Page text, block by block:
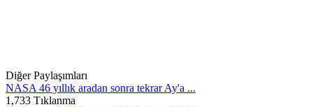
Diğer Paylaşımları
NASA 46 yıllık aradan sonra tekrar Ay'a ...
1,733 Tıklanma